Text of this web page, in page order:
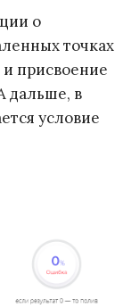
о
точках
присвоение
дальше, в
условие